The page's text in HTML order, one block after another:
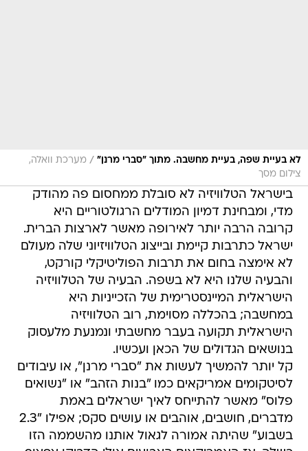
לא בעיית שפה, בעיית מחשבה. מתוך "סברי מרנן" / מערכת וואלה,
צילום מסך
בישראל הטלוויזיה לא סובלת ממחסום פה מהודק
מדי, ומבחינת דמיון המודלים הרגולטוריים היא
קרובה הרבה יותר לאירופה מאשר לארצות הברית.
ישראל כתרבות קיימת ובייצוג הטלוויזיוני שלה מעולם
לא אימצה בחום את תרבות הפוליטיקלי קורקט,
והבעיה שלנו היא לא בשפה. הבעיה של הטלוויזיה
הישראלית המיינסטרימית של הזכייניות היא
במחשבה; בהכללה מסוימת, רוב הטלוויזיה
הישראלית תקועה בעבר מחשבתי ונמנעת מלעסוק
בנושאים הגדולים של הכאן ועכשיו.
קל יותר להמשיך לעשות את "סברי מרנן", או עיבודים
לסיטקומים אמריקאים כמו "בנות הזהב" או "נשואים
פלוס" מאשר להתייחס לאיך ישראלים באמת
מדברים, חושבים, אוהבים או עושים סקס; אפילו "2.3
בשבוע" שהיתה אמורה לגאול אותנו מהשממה הזו